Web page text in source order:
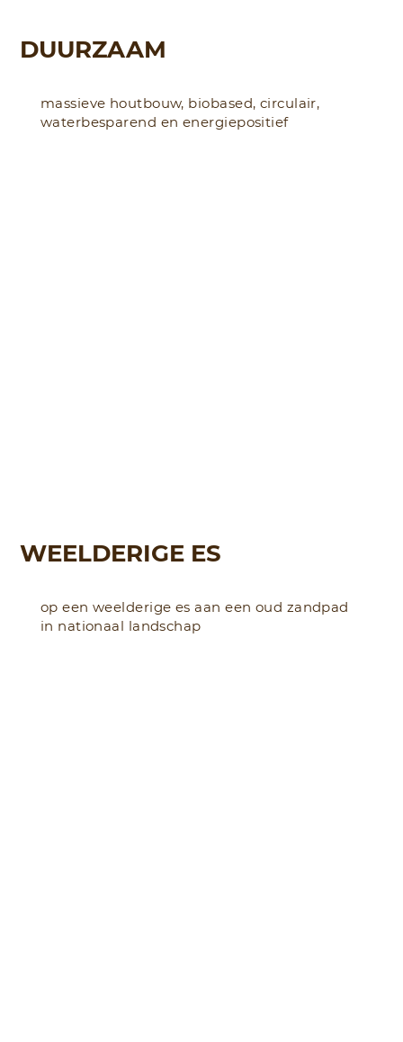
DUURZAAM
massieve houtbouw, biobased, circulair,
waterbesparend en energiepositief
WEELDERIGE ES
op een weelderige es aan een oud zandpad
in nationaal landschap